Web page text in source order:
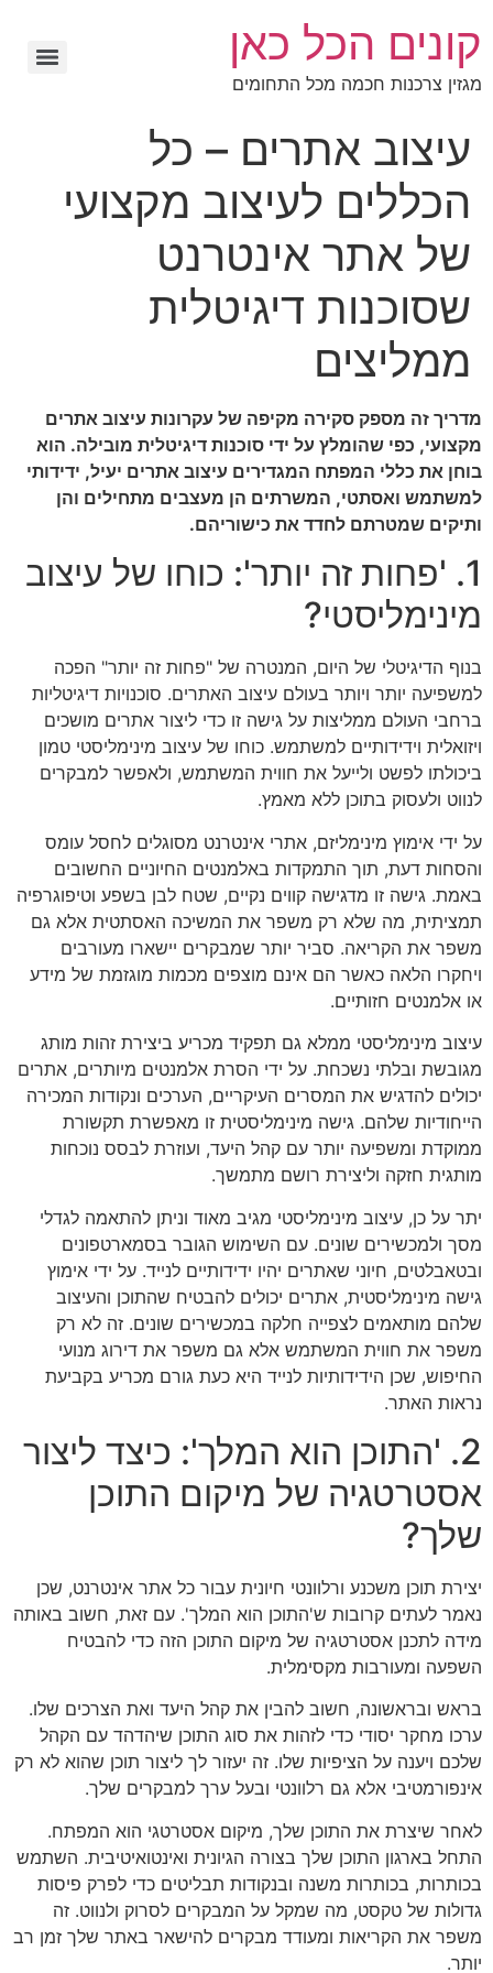
קונים הכל כאן
מגזין צרכנות חכמה מכל התחומים
עיצוב אתרים – כל
הכללים לעיצוב מקצועי
של אתר אינטרנט
שסוכנות דיגיטלית
ממליצים
מדריך זה מספק סקירה מקיפה של עקרונות עיצוב אתרים
מקצועי, כפי שהומלץ על ידי סוכנות דיגיטלית מובילה. הוא
בוחן את כללי המפתח המגדירים עיצוב אתרים יעיל, ידידותי
למשתמש ואסתטי, המשרתים הן מעצבים מתחילים והן
ותיקים שמטרתם לחדד את כישוריהם.
1. 'פחות זה יותר': כוחו של עיצוב
מינימליסטי?
בנוף הדיגיטלי של היום, המנטרה של "פחות זה יותר" הפכה
למשפיעה יותר ויותר בעולם עיצוב האתרים. סוכנויות דיגיטליות
ברחבי העולם ממליצות על גישה זו כדי ליצור אתרים מושכים
ויזואלית וידידותיים למשתמש. כוחו של עיצוב מינימליסטי טמון
ביכולתו לפשט ולייעל את חווית המשתמש, ולאפשר למבקרים
לנווט ולעסוק בתוכן ללא מאמץ.
על ידי אימוץ מינימליזם, אתרי אינטרנט מסוגלים לחסל עומס
והסחות דעת, תוך התמקדות באלמנטים החיוניים החשובים
באמת. גישה זו מדגישה קווים נקיים, שטח לבן בשפע וטיפוגרפיה
תמציתית, מה שלא רק משפר את המשיכה האסתטית אלא גם
משפר את הקריאה. סביר יותר שמבקרים יישארו מעורבים
ויחקרו הלאה כאשר הם אינם מוצפים מכמות מוגזמת של מידע
או אלמנטים חזותיים.
עיצוב מינימליסטי ממלא גם תפקיד מכריע ביצירת זהות מותג
מגובשת ובלתי נשכחת. על ידי הסרת אלמנטים מיותרים, אתרים
יכולים להדגיש את המסרים העיקריים, הערכים ונקודות המכירה
הייחודיות שלהם. גישה מינימליסטית זו מאפשרת תקשורת
ממוקדת ומשפיעה יותר עם קהל היעד, ועוזרת לבסס נוכחות
מותגית חזקה וליצירת רושם מתמשך.
יתר על כן, עיצוב מינימליסטי מגיב מאוד וניתן להתאמה לגדלי
מסך ולמכשירים שונים. עם השימוש הגובר בסמארטפונים
ובטאבלטים, חיוני שאתרים יהיו ידידותיים לנייד. על ידי אימוץ
גישה מינימליסטית, אתרים יכולים להבטיח שהתוכן והעיצוב
שלהם מותאמים לצפייה חלקה במכשירים שונים. זה לא רק
משפר את חווית המשתמש אלא גם משפר את דירוג מנועי
החיפוש, שכן הידידותיות לנייד היא כעת גורם מכריע בקביעת
נראות האתר.
2. 'התוכן הוא המלך': כיצד ליצור
אסטרטגיה של מיקום התוכן
שלך?
יצירת תוכן משכנע ורלוונטי חיונית עבור כל אתר אינטרנט, שכן
נאמר לעתים קרובות ש'התוכן הוא המלך'. עם זאת, חשוב באותה
מידה לתכנן אסטרטגיה של מיקום התוכן הזה כדי להבטיח
השפעה ומעורבות מקסימלית.
בראש ובראשונה, חשוב להבין את קהל היעד ואת הצרכים שלו.
ערכו מחקר יסודי כדי לזהות את סוג התוכן שיהדהד עם הקהל
שלכם ויענה על הציפיות שלו. זה יעזור לך ליצור תוכן שהוא לא רק
אינפורמטיבי אלא גם רלוונטי ובעל ערך למבקרים שלך.
לאחר שיצרת את התוכן שלך, מיקום אסטרטגי הוא המפתח.
התחל בארגון התוכן שלך בצורה הגיונית ואינטואיטיבית. השתמש
בכותרות, בכותרות משנה ובנקודות תבליטים כדי לפרק פיסות
גדולות של טקסט, מה שמקל על המבקרים לסרוק ולנווט. זה
משפר את הקריאות ומעודד מבקרים להישאר באתר שלך זמן רב
יותר.